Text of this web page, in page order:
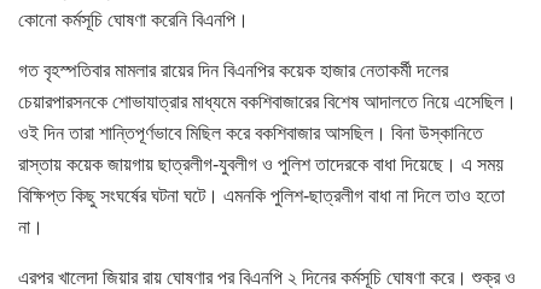
কোনো কর্মসূচি ঘোষণা করেনি বিএনপি।
গত বৃহস্পতিবার মামলার রায়ের দিন বিএনপির কয়েক হাজার নেতাকর্মী দলের
চেয়ারপারসনকে শোভাযাত্রার মাধ্যমে বকশিবাজারের বিশেষ আদালতে নিয়ে এসেছিল।
ওই দিন তারা শান্তিপূর্ণভাবে মিছিল করে বকশিবাজার আসছিল। বিনা উস্কানিতে
রাস্তায় কয়েক জায়গায় ছাত্রলীগ-যুবলীগ ও পুলিশ তাদেরকে বাধা দিয়েছে। এ সময়
বিক্ষিপ্ত কিছু সংঘর্ষের ঘটনা ঘটে। এমনকি পুলিশ-ছাত্রলীগ বাধা না দিলে তাও হতো
না।
এরপর খালেদা জিয়ার রায় ঘোষণার পর বিএনপি ২ দিনের কর্মসূচি ঘোষণা করে। শুক্র ও